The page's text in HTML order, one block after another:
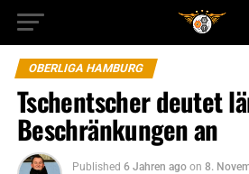
OBERLIGA HAMBURG
Tschentscher deutet
Beschränkungen an
Published 6 Jahren ago on 8.